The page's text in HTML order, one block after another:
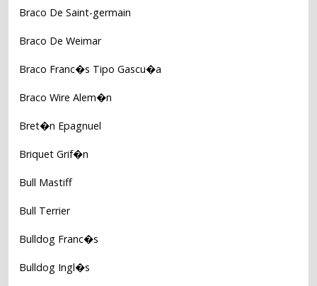
Braco De Saint-germain
Braco De Weimar
Braco Franc�s Tipo Gascu�a
Braco Wire Alem�n
Bret�n Epagnuel
Briquet Grif�n
Bull Mastiff
Bull Terrier
Bulldog Franc�s
Bulldog Ingl�s